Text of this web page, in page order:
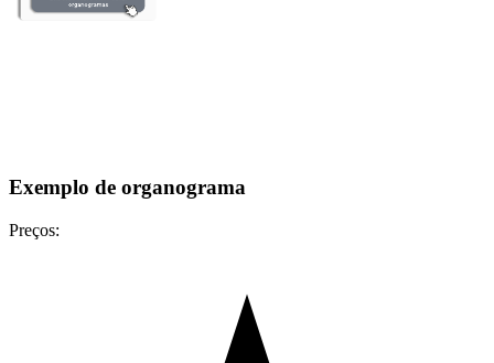
Exemplo de organograma
Preços: